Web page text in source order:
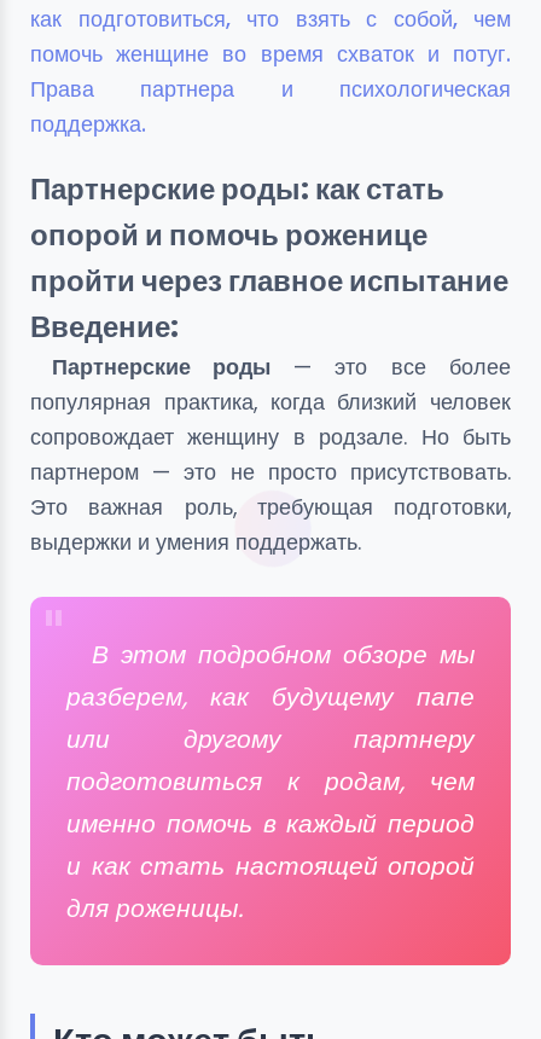
как подготовиться, что взять с собой, чем
помочь женщине во время схваток и потуг.
Права партнера и психологическая
поддержка.
Партнерские роды: как стать
опорой и помочь роженице
пройти через главное испытание
Введение:
Партнерские роды — это все более
популярная практика, когда близкий человек
сопровождает женщину в родзале. Но быть
партнером — это не просто присутствовать.
Это важная роль, требующая подготовки,
выдержки и умения поддержать.
В этом подробном обзоре мы
разберем, как будущему папе
или другому партнеру
подготовиться к родам, чем
именно помочь в каждый период
и как стать настоящей опорой
для роженицы.